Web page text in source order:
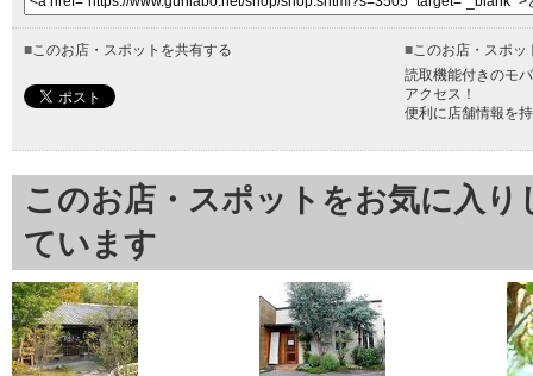
■このお店・スポットを共有する ■このお店・スポッ
読取機能付きのモ
アクセス！
便利に店舗情報を
このお店・スポットをお気に入
ています